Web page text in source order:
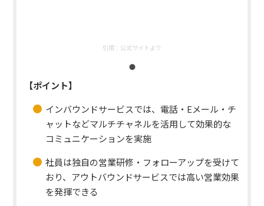
引用： 公式サイトより
【ポイント】
インバウンドサービスでは、電話・Eメール・チ
ャットなどマルチチャネルを活用して効果的な
コミュニケーションを実施
社員は独自の営業研修・フォローアップを受けて
おり、アウトバウンドサービスでは高い営業効果
を発揮できる